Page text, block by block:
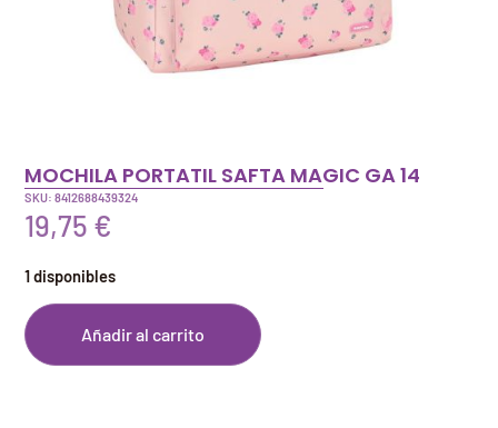
MOCHILA PORTATIL SAFTA MAGIC GA 14
SKU: 8412688439324
19,75 €
1 disponibles
Añadir al carrito